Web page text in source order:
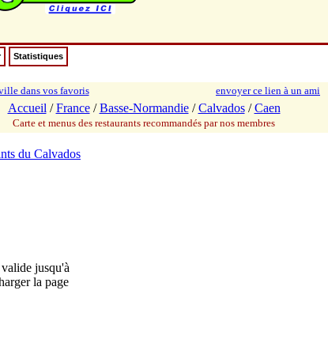
Statistiques
dans vos favoris envoyer ce lien à un ami
Accueil /France/Basse-Normandie/Calvados/Caen
Carte et menus des restaurants recommandés par nos membres
du Calvados
jusqu'à
la page